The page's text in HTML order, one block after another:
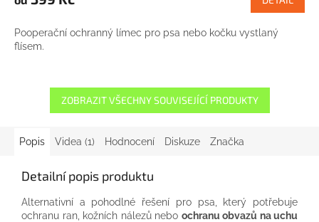
Pooperační ochranný límec pro psa nebo kočku vystlaný
flísem.
ZOBRAZIT VŠECHNY SOUVISEJÍCÍ PRODUKTY
Popis Videa (1) Hodnocení Diskuze Značka
Detailní popis produktu
Alternativní a pohodlné řešení pro psa, který potřebuje
ochranu ran, kožních nálezů nebo ochranu obvazů na uchu